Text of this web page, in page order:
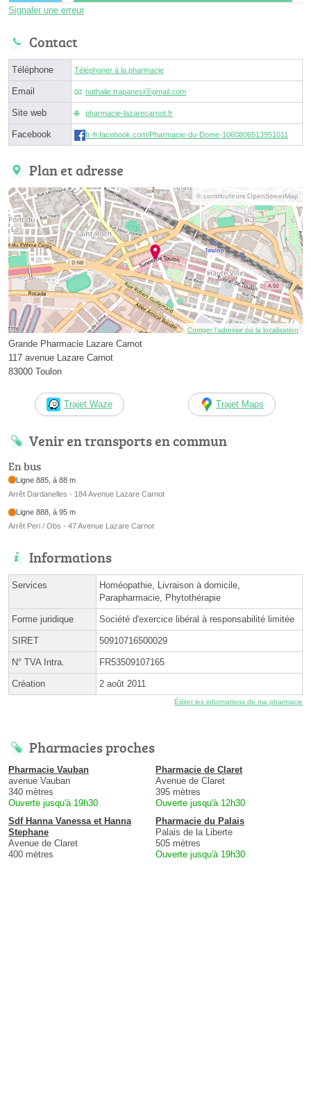
Signaler une erreur
Contact
Téléphone Téléphoner à la pharmacie
Email nathalie.trapanesiⓐgmail.com
Site web pharmacie-lazarecarnot.fr
Facebook fr-fr.facebook.com/Pharmacie-du-Dome-1060806513951011
Plan et adresse
© contributeurs OpenStreetMap
Corriger l’adresse ou la localisation
Grande Pharmacie Lazare Carnot
117 avenue Lazare Carnot
83000 Toulon
Trajet Waze Trajet Maps
Venir en transports en commun
En bus
Ligne 885, à 88 m
Arrêt Dardanelles - 184 Avenue Lazare Carnot
Ligne 888, à 95 m
Arrêt Peri / Obs - 47 Avenue Lazare Carnot
Informations
Services
Homéopathie, Livraison à domicile,
Parapharmacie, Phytothérapie
Forme juridique Société d'exercice libéral à responsabilité limitée
SIRET 50910716500029
N° TVA Intra. FR53509107165
Création 2 août 2011
Éditer les informations de ma pharmacie
Pharmacies proches
Pharmacie Vauban
avenue Vauban
340 mètres
Ouverte jusqu'à 19h30
Pharmacie de Claret
Avenue de Claret
395 mètres
Ouverte jusqu'à 12h30
Sdf Hanna Vanessa et Hanna
Stephane
Avenue de Claret
400 mètres
Pharmacie du Palais
Palais de la Liberte
505 mètres
Ouverte jusqu'à 19h30